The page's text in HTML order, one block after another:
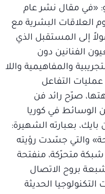
«في مقال نشر عام
العلاقات البشرية مع
إلى المستقبل الذي
الفنانين دون
والمفاهيمية واللا
عمليات التفاعل
صرّح رائد فن
الوسائط في كوريا
بايك، بعبارته الشهيرة:
والتي جسّدت رؤيته
متحرّكة، منفتحة
بروح الاتصال
الحديثة